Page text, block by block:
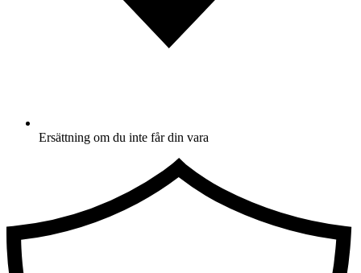
Ersättning om du inte får din vara